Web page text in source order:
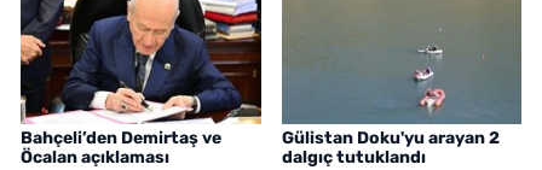
Bahçeli’den Demirtaş ve
Öcalan açıklaması
Gülistan Doku'yu arayan 2
dalgıç tutuklandı